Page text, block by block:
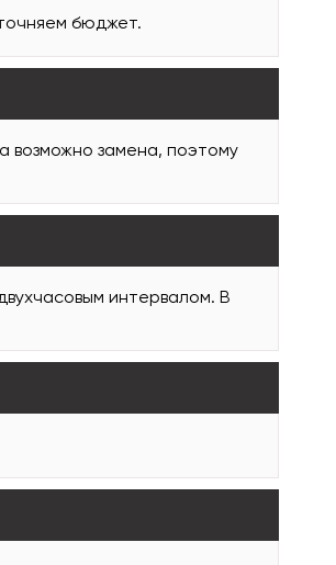
бюджет.
возможно замена, поэтому
интервалом. В